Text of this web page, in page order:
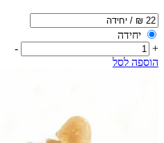
יחידה
+
-
הוספה לסל